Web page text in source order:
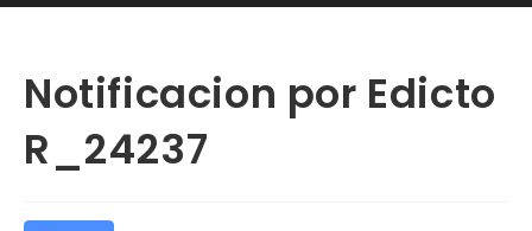
Notificacion por Edicto
R_24237